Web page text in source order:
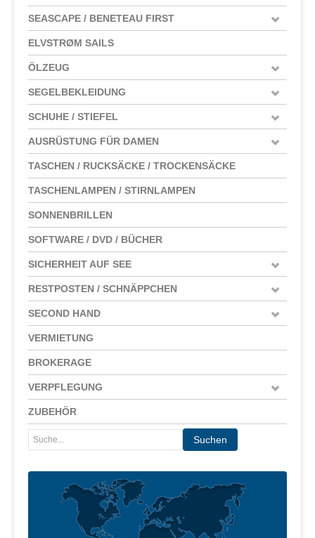
SEASCAPE / BENETEAU FIRST
ELVSTRØM SAILS
ÖLZEUG
SEGELBEKLEIDUNG
SCHUHE / STIEFEL
AUSRÜSTUNG FÜR DAMEN
TASCHEN / RUCKSÄCKE / TROCKENSÄCKE
TASCHENLAMPEN / STIRNLAMPEN
SONNENBRILLEN
SOFTWARE / DVD / BÜCHER
SICHERHEIT AUF SEE
RESTPOSTEN / SCHNÄPPCHEN
SECOND HAND
VERMIETUNG
BROKERAGE
VERPFLEGUNG
ZUBEHÖR